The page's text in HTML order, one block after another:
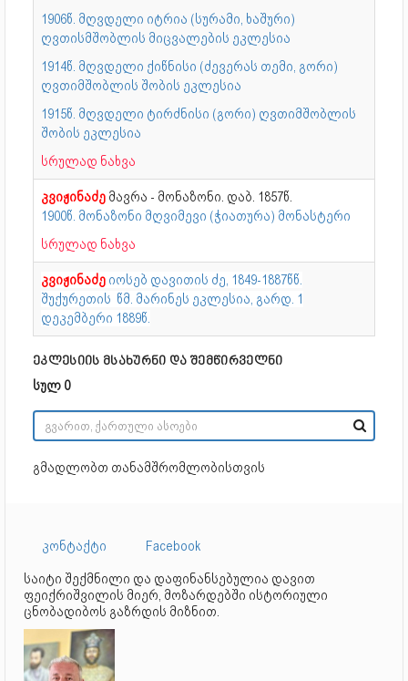
1906წ. მღვდელი იტრია (სურამი, ხაშური)
ღვთისმშობლის მიცვალების ეკლესია
1914წ. მღვდელი ქიწნისი (ძევერას თემი, გორი)
ღვთიმშობლის შობის ეკლესია
1915წ. მღვდელი ტირძნისი (გორი) ღვთიმშობლის
შობის ეკლესია
სრულად ნახვა
კვიჟინაძე მავრა - მონაზონი. დაბ. 1857წ.
1900წ. მონაზონი მღვიმევი (ჭიათურა) მონასტერი
სრულად ნახვა
კვიჟინაძე იოსებ დავითის ძე, 1849-1887წწ.
შუქურეთის წმ. მარინეს ეკლესია, გარდ. 1
დეკემბერი 1889წ.
ეკლესიის მსახურნი და შემწირველნი
სულ 0
გმადლობთ თანამშრომლობისთვის
კონტაქტი
Facebook
საიტი შექმნილი და დაფინანსებულია დავით
ფეიქრიშვილის მიერ, მოზარდებში ისტორიული
ცნობადიბოს გაზრდის მიზნით.